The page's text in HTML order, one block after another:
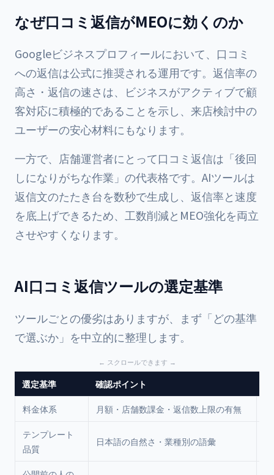
なぜ口コミ返信がMEOに効くのか
Googleビジネスプロフィールにおいて、口コミ
への返信は公式に推奨される運用です。返信率の
高さ・返信の速さは、ビジネスがアクティブで顧
客対応に積極的であることを示し、来店検討中の
ユーザーの安心材料にもなります。
一方で、店舗運営者にとって口コミ返信は「後回
しになりがちな作業」の代表格です。AIツールは
返信文のたたき台を数秒で生成し、返信率と速度
を底上げできるため、工数削減とMEO強化を両立
させやすくなります。
AI口コミ返信ツールの選定基準
ツールごとの優劣はありますが、まず「どの基準
で選ぶか」を中立的に整理します。
選定基準 確認ポイント
料金体系 月額・店舗数課金・返信数上限の有無
テンプレート
品質
日本語の自然さ・業種別の語彙